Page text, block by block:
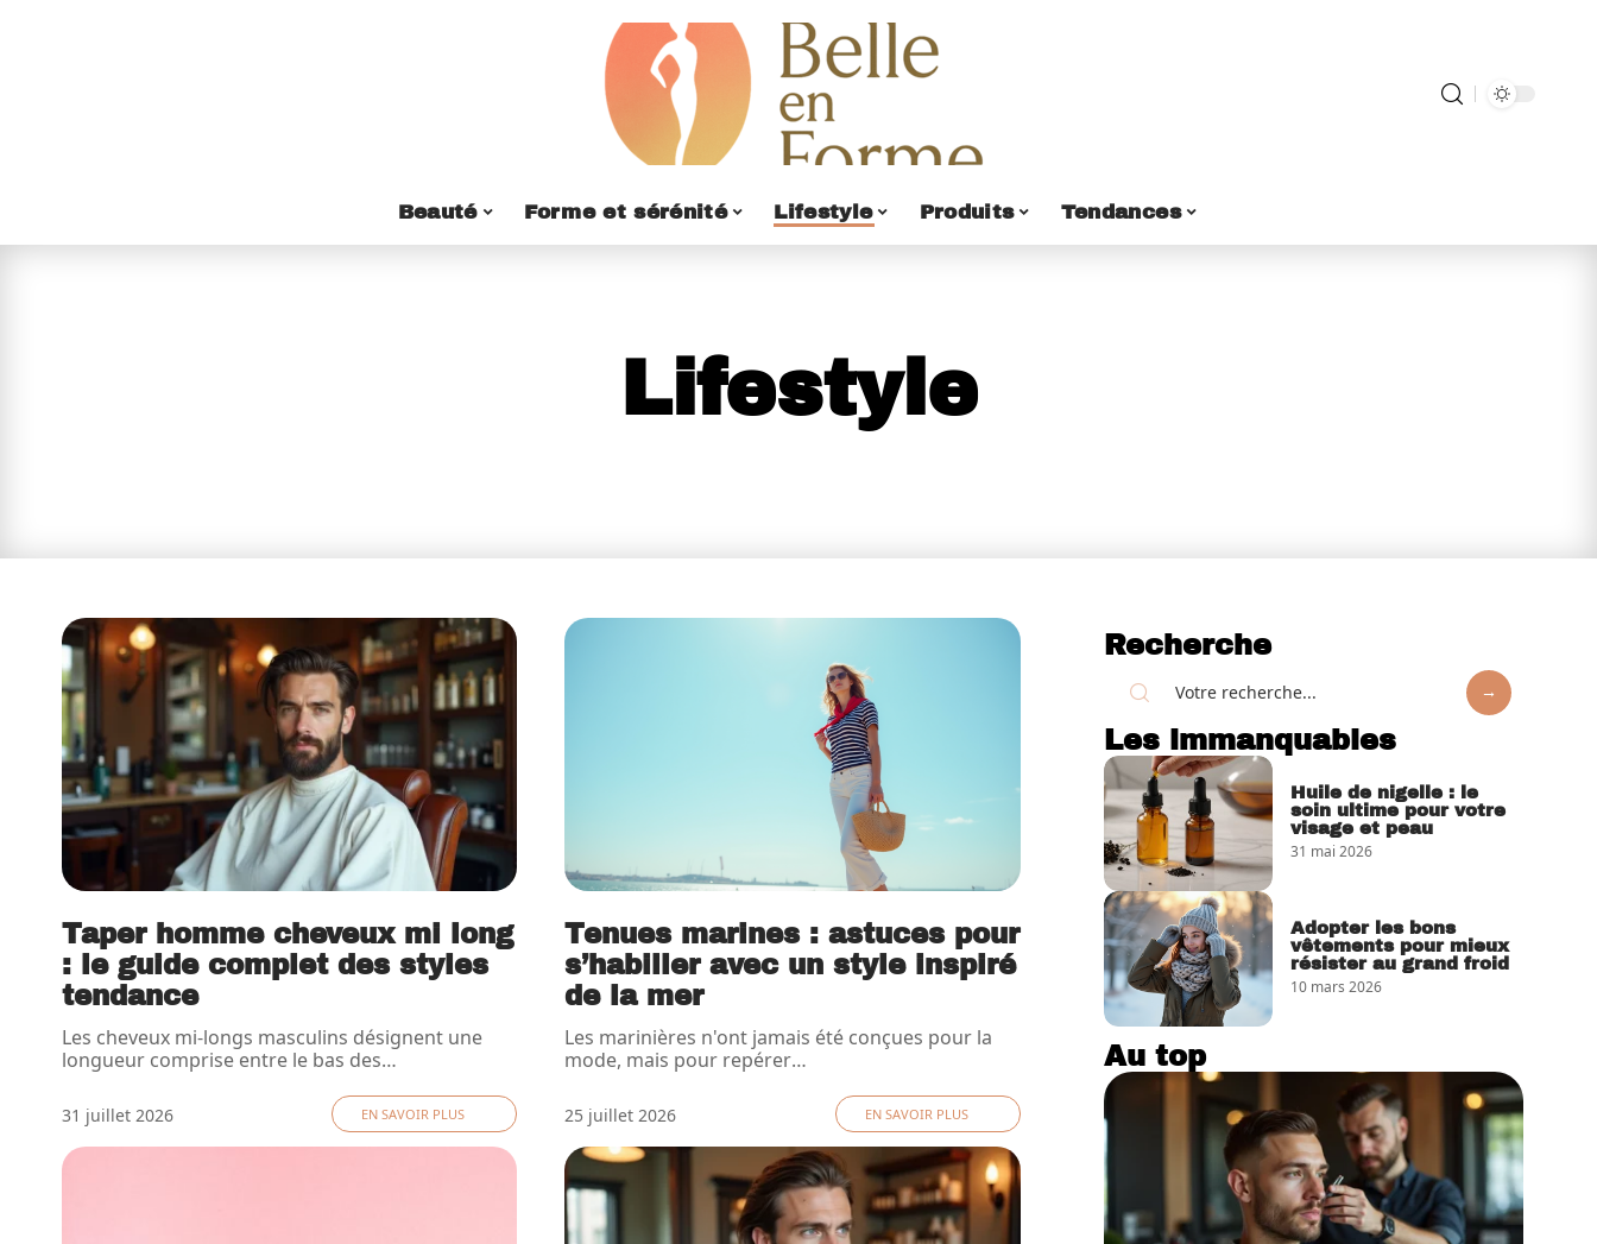
Beauté Forme et sérénité Lifestyle Produits Tendances
Lifestyle
Taper homme cheveux mi long
: le guide complet des styles
tendance
Les cheveux mi-longs masculins désignent une
longueur comprise entre le bas des…
31 juillet 2026 EN SAVOIR PLUS
Tenues marines : astuces pour
s’habiller avec un style inspiré
de la mer
Les marinières n'ont jamais été conçues pour la
mode, mais pour repérer…
25 juillet 2026 EN SAVOIR PLUS
Recherche
Les immanquables
Huile de nigelle : le
soin ultime pour votre
visage et peau
31 mai 2026
Adopter les bons
vêtements pour mieux
résister au grand froid
10 mars 2026
Au top